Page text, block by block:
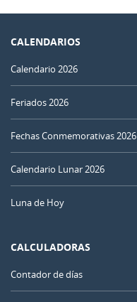
CALENDARIOS
Calendario 2026
Feriados 2026
Fechas Conmemorativas 2026
Calendario Lunar 2026
Luna de Hoy
CALCULADORAS
Contador de días